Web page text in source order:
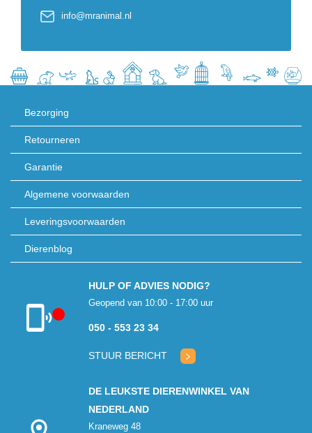
info@mranimal.nl
Bezorging
Retourneren
Garantie
Algemene voorwaarden
Leveringsvoorwaarden
Dierenblog
Klantenservice
HULP OF ADVIES NODIG?
Geopend van 10:00 - 17:00 uur
050 - 553 23 34
STUUR BERICHT
DE LEUKSTE DIERENWINKEL VAN
NEDERLAND
Kraneweg 48